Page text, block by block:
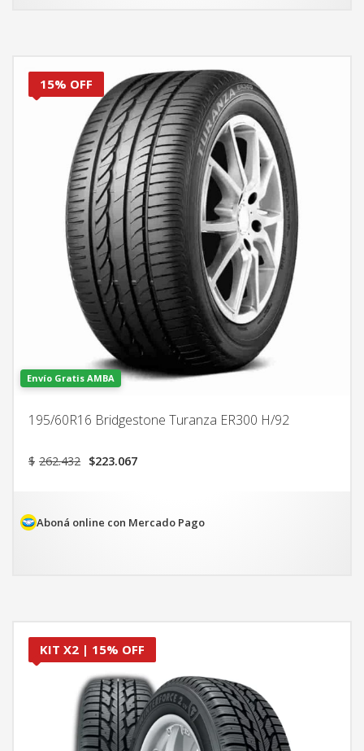
15% OFF
Envío Gratis AMBA
195/60R16 Bridgestone Turanza ER300 H/92
$ 262.432 El
$262.432.
$223.067El
$223.067.
Aboná online con Mercado Pago
KIT X2 | 15% OFF